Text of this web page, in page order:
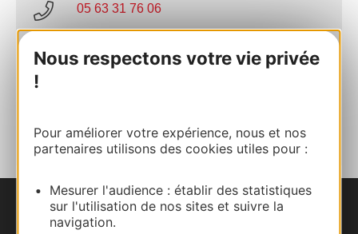
Nous respectons votre vie privée
!
Pour améliorer votre expérience, nous et nos
partenaires utilisons des cookies utiles pour :
Mesurer l'audience : établir des statistiques
sur l'utilisation de nos sites et suivre la
navigation.
05 63 31 76 06
E-mail
Nous contacter